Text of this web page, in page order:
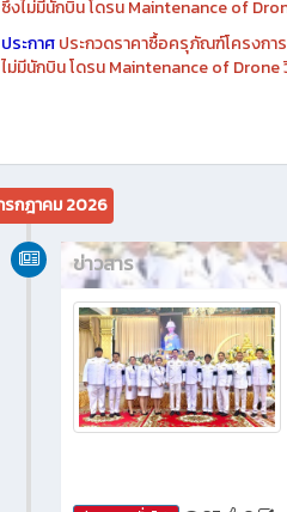
ประกาศประกวดราคาซื้อครุภัณฑ์ชุดปฏิบั
และ AI อัจฉริยะ เพื่อประยุกต์ใช้งานอุตส
เอกสารประกวดราคาการซื้อครุภัณฑ์โคร
ไม่มีนักบิน โดรน Maintenance of
กรกฎาคม 2026
ข่าวสาร